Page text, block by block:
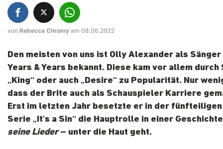
von Rebecca Chromy am 08.06.2022
Den meisten von uns ist Olly Alexander als Sänger
Years & Years bekannt. Diese kam vor allem durch
„King“ oder auch „Desire“ zu Popularität. Nur
dass der Brite auch als Schauspieler Karriere
Erst im letzten Jahr besetzte er in der fünfteiligen
Serie „It’s a Sin“ die Hauptrolle in einer
seine Lieder– unter die Haut geht.